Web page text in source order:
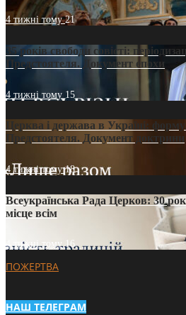
4 тижні тому21
35 років свободи совісті:
Предстоятеля. Документ епохи
4 тижні тому 15
Церква і держава в Україні:
Предстоятеля. Документ доктрини
4 тижні тому18
Всеукраїнська Рада Церков: 30
місце всім
4 тижні тому16
ПОЖЕРТВА
НАШ ТЕЛЕГРАМ